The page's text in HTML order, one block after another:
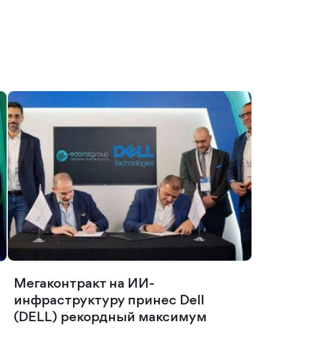
Мегаконтракт на ИИ-
инфраструктуру принес Dell
(DELL) рекордный максимум